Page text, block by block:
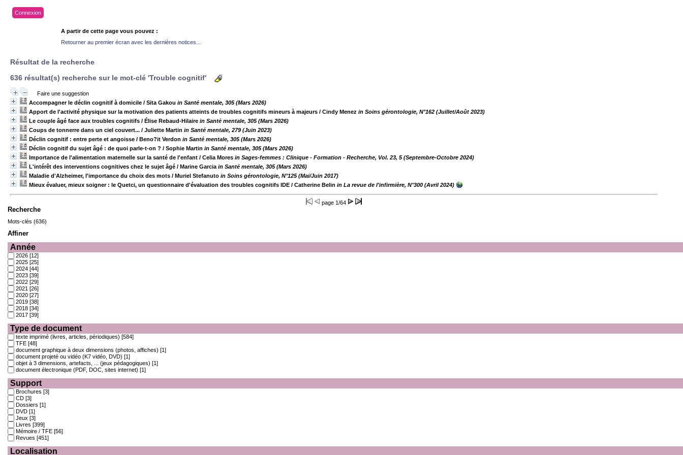
Connexion
A partir de cette page vous pouvez :
Retourner au premier écran avec les dernières notices...
Résultat de la recherche
636 résultat(s) recherche sur le mot-clé 'Trouble cognitif'
Faire une suggestion
Accompagner le déclin cognitif à domicile / Sita Gakou in Santé mentale, 305 (Mars 2026)
Apport de l'activité physique sur la motivation des patients atteints de troubles cognitifs mineurs à majeurs / Cindy Menez in Soins gérontologie, N°162 (Juillet/Août 2023)
Le couple âgé face aux troubles cognitifs / Élise Rebaud-Hilaire in Santé mentale, 305 (Mars 2026)
Coups de tonnerre dans un ciel couvert... / Juliette Martin in Santé mentale, 279 (Juin 2023)
Déclin cognitif : entre perte et angoisse / Beno?it Verdon in Santé mentale, 305 (Mars 2026)
Déclin cognitif du sujet âgé : de quoi parle-t-on ? / Sophie Martin in Santé mentale, 305 (Mars 2026)
Importance de l'alimentation maternelle sur la santé de l'enfant / Celia Mores in Sages-femmes : Clinique - Formation - Recherche, Vol. 23, 5 (Septembre-Octobre 2024)
L'intérêt des interventions cognitives chez le sujet âgé / Marine Garcia in Santé mentale, 305 (Mars 2026)
Maladie d'Alzheimer, l'importance du choix des mots / Muriel Stefanuto in Soins gérontologie, N°125 (Mai/Juin 2017)
Mieux évaluer, mieux soigner : le Quetci, un questionnaire d'évaluation des troubles cognitifs IDE / Catherine Belin in La revue de l'infirmière, N°300 (Avril 2024)
page 1/64
Recherche
Mots-clés (636)
Affiner
Année
2026 [12]
2025 [25]
2024 [44]
2023 [39]
2022 [29]
2021 [26]
2020 [27]
2019 [38]
2018 [34]
2017 [39]
Type de document
texte imprimé (livres, articles, périodiques) [584]
TFE [48]
document graphique à deux dimensions (photos, affiches) [1]
document projeté ou vidéo (K7 vidéo, DVD) [1]
objet à 3 dimensions, artefacts, ... (jeux pédagogiques) [1]
document électronique (PDF, DOC, sites internet) [1]
Support
Brochures [3]
CD [3]
Dossiers [1]
DVD [1]
Jeux [3]
Livres [399]
Mémoire / TFE [56]
Revues [451]
Localisation